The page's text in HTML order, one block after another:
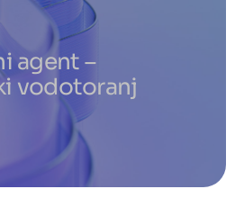
agent –
vodotoranj